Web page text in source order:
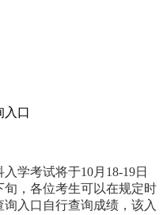
入口
学考试将于10月18-19日
，各位考生可以在规定时
入口自行查询成绩，该入